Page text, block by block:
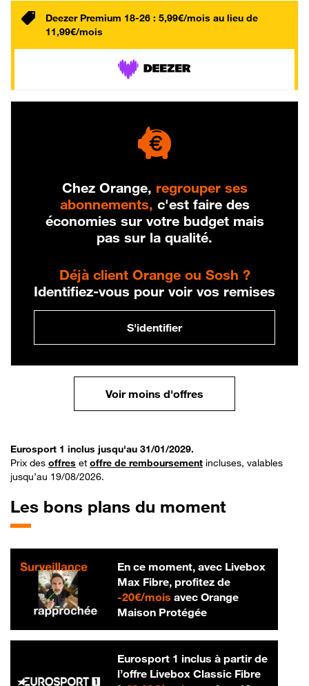
Deezer Premium 18-26 : 5,99€/mois au lieu de
11,99€/mois
Chez Orange, regrouper ses
abonnements, c'est faire des
économies sur votre budget mais
pas sur la qualité.
Déjà client Orange ou Sosh ?
Identifiez-vous pour voir vos remises
S'identifier
Voir moins d'offres
Eurosport 1 inclus jusqu'au 31/01/2029.
Prix des offres et offre de remboursement incluses, valables
jusqu’au 19/08/2026.
Les bons plans du moment
En ce moment, avec Livebox
Max Fibre, profitez de
-20€/mois20 € par mois
avec Orange
Maison Protégée
Eurosport 1 inclus à partir de
l’offre Livebox Classic Fibre